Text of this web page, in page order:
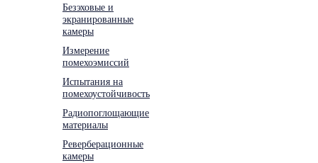
Безэховые и
экранированные
камеры
Измерение
помехоэмиссий
Испытания на
помехоустойчивость
Радиопоглощающие
материалы
Реверберационные
камеры